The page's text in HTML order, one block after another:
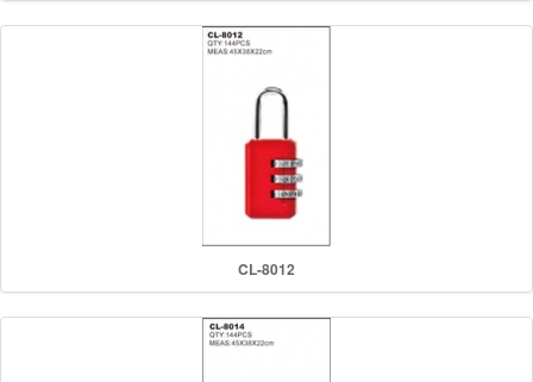
CL-8012